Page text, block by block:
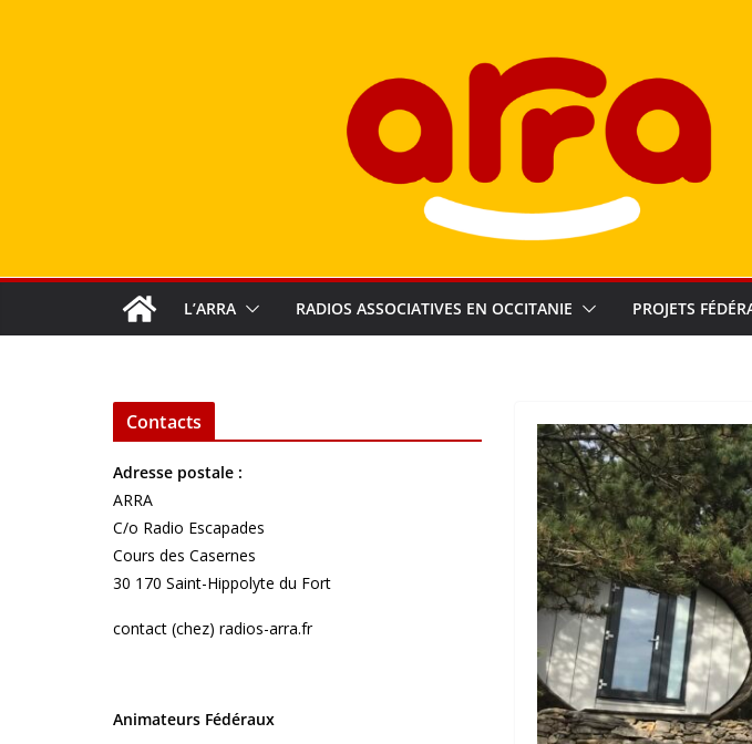
L’ARRA RADIOS ASSOCIATIVES EN OCCITANIE PROJETS
Contacts
Adresse postale :
ARRA
C/o Radio Escapades
Cours des Casernes
30 170 Saint-Hippolyte du Fort
contact (chez) radios-arra.fr
Animateurs Fédéraux